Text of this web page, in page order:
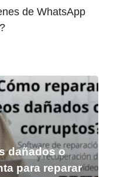
de WhatsApp
dañados o
para reparar